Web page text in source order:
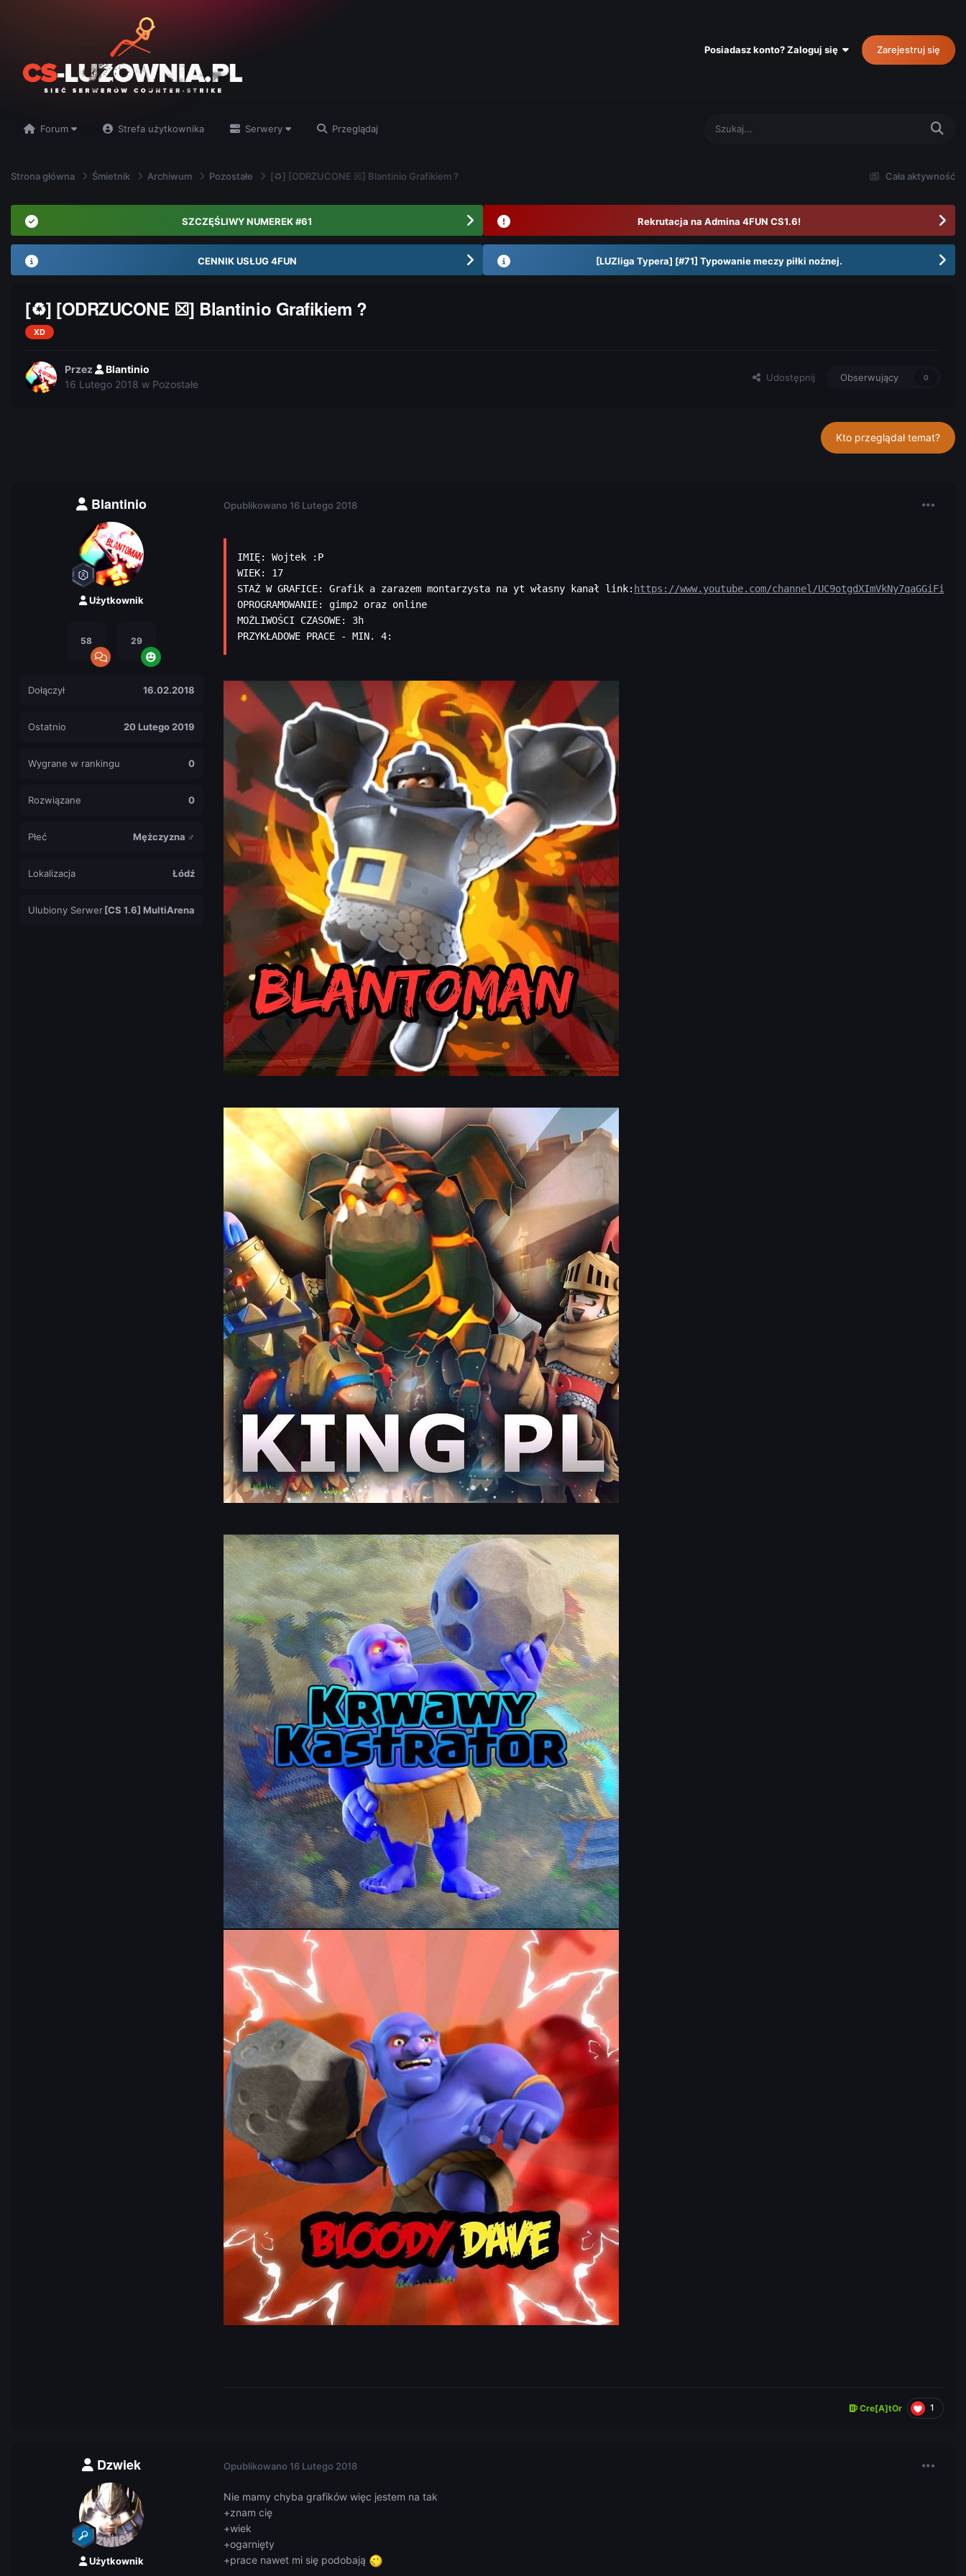
Posiadasz konto? Zaloguj się Zarejestruj się
Forum Strefa użytkownika Serwery Przeglądaj
Cała aktywność
Strona główna Śmietnik Archiwum Pozostałe [♻] [ODRZUCONE ☒] Blantinio Grafikiem ?
SZCZĘŚLIWY NUMEREK #61 Rekrutacja na Admina 4FUN CS1.6!
CENNIK USŁUG 4FUN [LUZliga Typera] [#71] Typowanie meczy piłki nożnej.
[♻] [ODRZUCONE ☒] Blantinio Grafikiem ?
XD
Przez
Blantinio
16 Lutego 2018 w Pozostałe
Udostępnij Obserwujący 0
Kto przeglądał temat?
Blantinio
Użytkownik
58 29
Dołączył 16.02.2018
Ostatnio 20 Lutego 2019
Wygrane w rankingu 0
Rozwiązane 0
Płeć Mężczyzna ♂
Lokalizacja Łódź
Ulubiony Serwer[CS 1.6] MultiArena
Opublikowano 16 Lutego 2018
IMIĘ: Wojtek :P
WIEK: 17
STAŻ W GRAFICE: Grafik a zarazem montarzysta na yt własny kanał link: https://www.youtube.com/channel/UC9otgdXImVkNy7qaGGiFiTg
OPROGRAMOWANIE: gimp2 oraz online
MOŻLIWOŚCI CZASOWE: 3h
PRZYKŁADOWE PRACE - MIN. 4:
Cre[A]tOr 1
Dzwiek
Użytkownik
Opublikowano 16 Lutego 2018
Nie mamy chyba grafików więc jestem na tak
+znam cię
+wiek
+ogarnięty
+prace nawet mi się podobają